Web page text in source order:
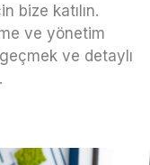
bize katılın.
ve yönetim
ve detaylı